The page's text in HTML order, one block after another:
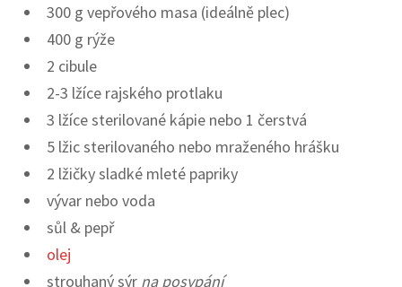
300 g vepřového masa (ideálně plec)
400 g rýže
2 cibule
2-3 lžíce rajského protlaku
3 lžíce sterilované kápie nebo 1 čerstvá
5 lžic sterilovaného nebo mraženého hrášku
2 lžičky sladké mleté papriky
vývar nebo voda
sůl & pepř
olej
strouhaný sýr na posypání